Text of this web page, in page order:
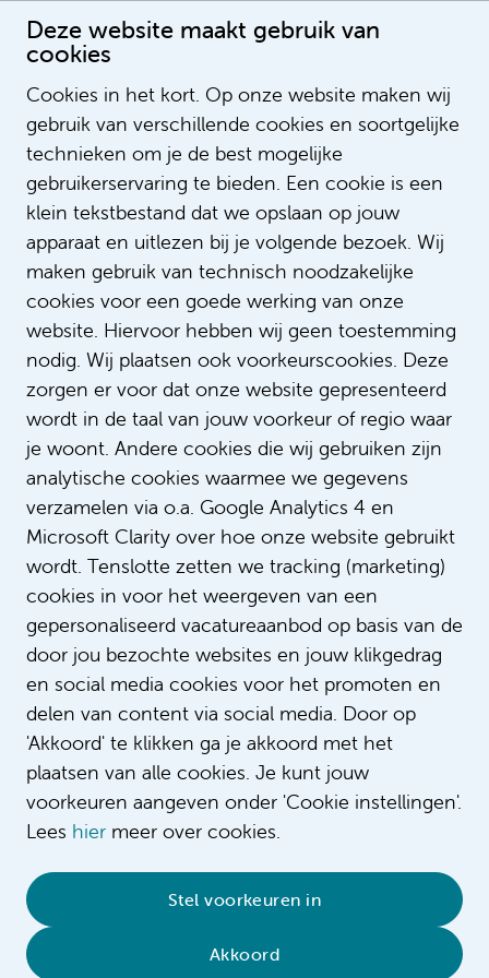
Deze website maakt gebruik van
cookies
Cookies in het kort. Op onze website maken wij
gebruik van verschillende cookies en soortgelijke
technieken om je de best mogelijke
gebruikerservaring te bieden. Een cookie is een
klein tekstbestand dat we opslaan op jouw
apparaat en uitlezen bij je volgende bezoek. Wij
maken gebruik van technisch noodzakelijke
cookies voor een goede werking van onze
website. Hiervoor hebben wij geen toestemming
nodig. Wij plaatsen ook voorkeurscookies. Deze
zorgen er voor dat onze website gepresenteerd
wordt in de taal van jouw voorkeur of regio waar
je woont. Andere cookies die wij gebruiken zijn
analytische cookies waarmee we gegevens
verzamelen via o.a. Google Analytics 4 en
Microsoft Clarity over hoe onze website gebruikt
wordt. Tenslotte zetten we tracking (marketing)
cookies in voor het weergeven van een
gepersonaliseerd vacatureaanbod op basis van de
door jou bezochte websites en jouw klikgedrag
en social media cookies voor het promoten en
delen van content via social media. Door op
'Akkoord' te klikken ga je akkoord met het
plaatsen van alle cookies. Je kunt jouw
voorkeuren aangeven onder 'Cookie instellingen'.
Lees hier meer over cookies.
Stel voorkeuren in
Akkoord
Minke Jansen
Cookieverklaring • Sitemap